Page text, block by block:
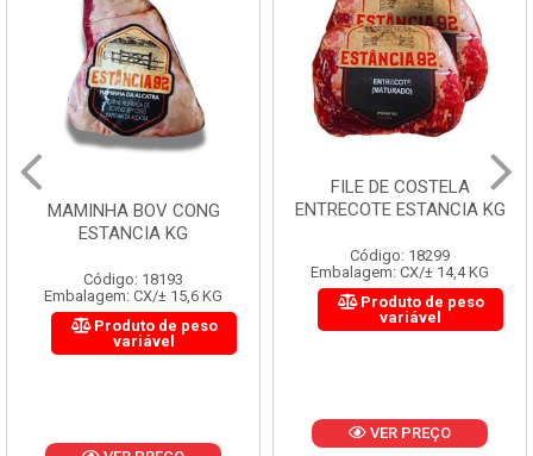
MAMINHA BOV CONG
ESTANCIA KG
Código: 18193
Embalagem: CX/± 15,6 KG
Produto de peso
variável
FILE DE COSTELA
ENTRECOTE ESTANCIA KG
Código: 18299
Embalagem: CX/± 14,4 KG
Produto de peso
variável
VER PREÇO